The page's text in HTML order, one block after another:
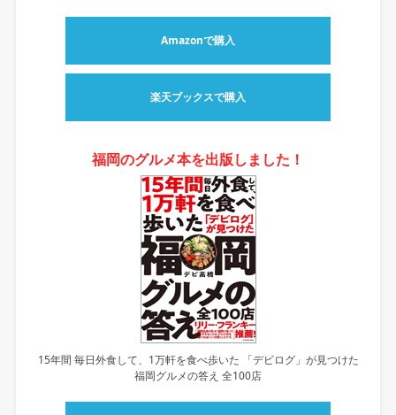
Amazonで購入
楽天ブックスで購入
福岡のグルメ本を出版しました！
15年間 毎日外食して、1万軒を食べ歩いた 「デビログ」が見つけた
福岡グルメの答え 全100店